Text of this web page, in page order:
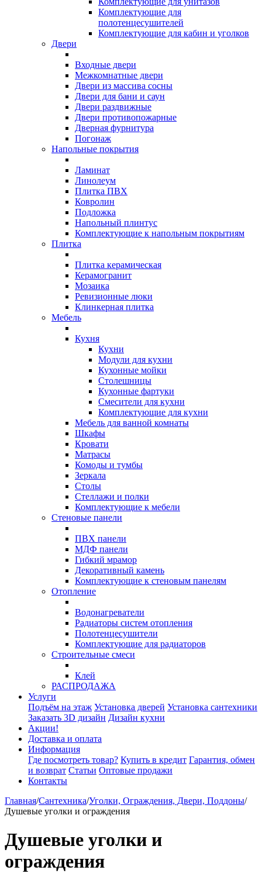
Комплектующие для
полотенцесушителей
Комплектующие для кабин и уголков
Двери
Входные двери
Межкомнатные двери
Двери из массива сосны
Двери для бани и саун
Двери раздвижные
Двери противопожарные
Дверная фурнитура
Погонаж
Напольные покрытия
Ламинат
Линолеум
Плитка ПВХ
Ковролин
Подложка
Напольный плинтус
Комплектующие к напольным покрытиям
Плитка
Плитка керамическая
Керамогранит
Мозаика
Ревизионные люки
Клинкерная плитка
Мебель
Кухня
Кухни
Модули для кухни
Кухонные мойки
Столешницы
Кухонные фартуки
Смесители для кухни
Комплектующие для кухни
Мебель для ванной комнаты
Шкафы
Кровати
Матрасы
Комоды и тумбы
Зеркала
Столы
Стеллажи и полки
Комплектующие к мебели
Стеновые панели
ПВХ панели
МДФ панели
Гибкий мрамор
Декоративный камень
Комплектующие к стеновым панелям
Отопление
Водонагреватели
Радиаторы систем отопления
Полотенцесушители
Комплектующие для радиаторов
Строительные смеси
Клей
РАСПРОДАЖА
Услуги
Подъём на этаж Установка дверей Установка сантехники
Заказать 3D дизайн Дизайн кухни
Акции!
Доставка и оплата
Информация
Где посмотреть товар? Купить в кредит Гарантия, обмен
и возврат Статьи Оптовые продажи
Контакты
Главная/Сантехника/Уголки, Ограждения, Двери, Поддоны/
Душевые уголки и ограждения
Душевые уголки и
ограждения